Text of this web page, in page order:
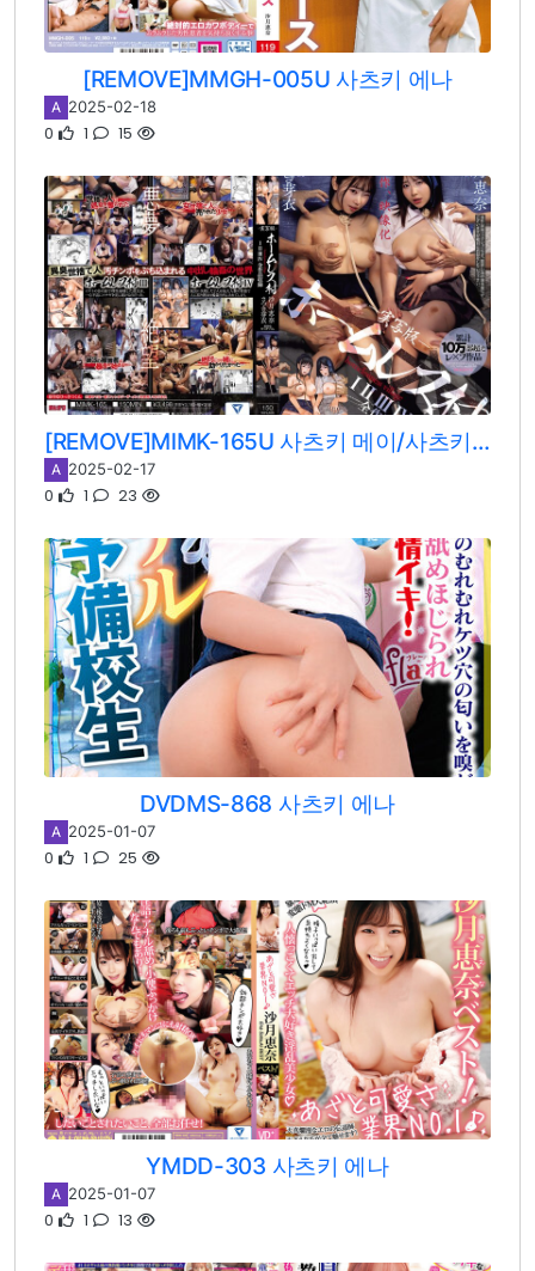
[REMOVE]MMGH-005U 사츠키 에나
A 2025-02-18
0 1 15
[REMOVE]MIMK-165U 사츠키 메이/사츠키 에나
A 2025-02-17
0 1 23
DVDMS-868 사츠키 에나
A 2025-01-07
0 1 25
YMDD-303 사츠키 에나
A 2025-01-07
0 1 13